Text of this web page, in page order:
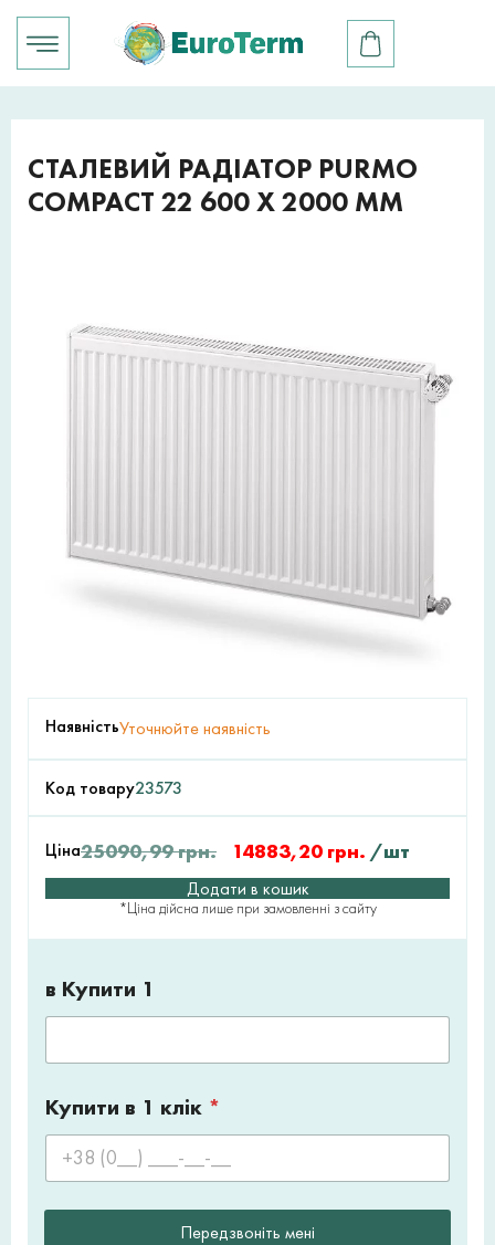
СТАЛЕВИЙ РАДІАТОР PURMO
COMPACT 22 600 X 2000 ММ
НаявністьУточнюйте наявність
Код товару23573
Ціна25090,99грн. 14883,20 грн. /шт
Додати в кошик
*Ціна дійсна лише при замовленні з сайту
в Купити 1
Купити в 1 клік *
Передзвоніть мені